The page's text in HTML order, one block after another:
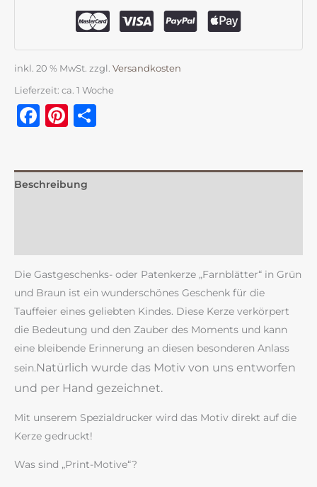
inkl. 20 % MwSt. zzgl. Versandkosten
Lieferzeit: ca. 1 Woche
Facebook
Pinterest
Beschreibung
Die Gastgeschenks- oder Patenkerze „Farnblätter“ in Grün
und Braun ist ein wunderschönes Geschenk für die
Tauffeier eines geliebten Kindes. Diese Kerze verkörpert
die Bedeutung und den Zauber des Moments und kann
eine bleibende Erinnerung an diesen besonderen Anlass
sein.Natürlich wurde das Motiv von uns entworfen
und per Hand gezeichnet.
Mit unserem Spezialdrucker wird das Motiv direkt auf die
Kerze gedruckt!
Was sind „Print-Motive“?